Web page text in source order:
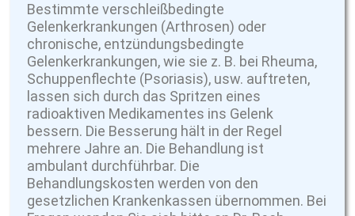
Bestimmte verschleißbedingte
Gelenkerkrankungen (Arthrosen) oder
chronische, entzündungsbedingte
Gelenkerkrankungen, wie sie z. B. bei Rheuma,
Schuppenflechte (Psoriasis), usw. auftreten,
lassen sich durch das Spritzen eines
radioaktiven Medikamentes ins Gelenk
bessern. Die Besserung hält in der Regel
mehrere Jahre an. Die Behandlung ist
ambulant durchführbar. Die
Behandlungskosten werden von den
gesetzlichen Krankenkassen übernommen. Bei